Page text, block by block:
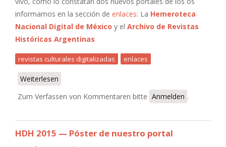
informamos en la sección de enlaces: La Hemeroteca
Nacional Digital de México y el Archivo de Revistas
Históricas Argentinas
revistas culturales digitalizadas enlaces
Weiterlesen
Zum Verfassen von Kommentaren bitte Anmelden .
HDH 2015 — Póster de nuestro portal